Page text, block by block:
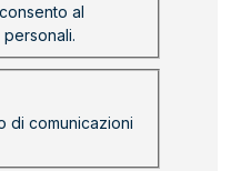
al
di comunicazioni